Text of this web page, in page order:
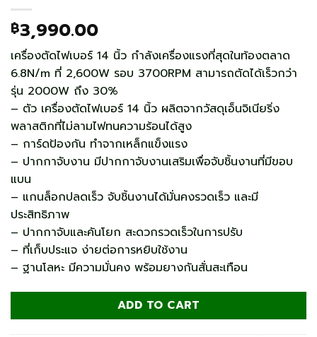
฿3,990.00
เครื่องตัดไฟเบอร์ 14 นิ้ว กำลังเครื่องแรงที่สุดในท้องตลาด
6.8N/m ที่ 2,600W รอบ 3700RPM สามารถตัดได้เร็วกว่า
รุ่น 2000W ถึง 30%
– ตัว เครื่องตัดไฟเบอร์ 14 นิ้ว ผลิตจากวัสดุเอ็นจิเนียริ่ง
พลาสติกที่ไม่ลามไฟทนความร้อนได้สูง
– การ์ดป้องกัน ทำจากเหล็กแข็งแรง
– ปากกาจับงาน มีปากกาจับงานเสริมเพื่อจับชิ้นงานที่มีขอบ
แบน
– แกนล็อกปลดเร็ว จับชิ้นงานได้มั่นคงรวดเร็ว และมี
ประสิทธิภาพ
– ปากกาจับและคันโยก สะดวกรวดเร็วในการปรับ
– ที่เก็บประแจ ง่ายต่อการหยิบใช้งาน
– ฐานโลหะ มีความมั่นคง พร้อมยางกันสั่นสะเทือน
ADD TO CART